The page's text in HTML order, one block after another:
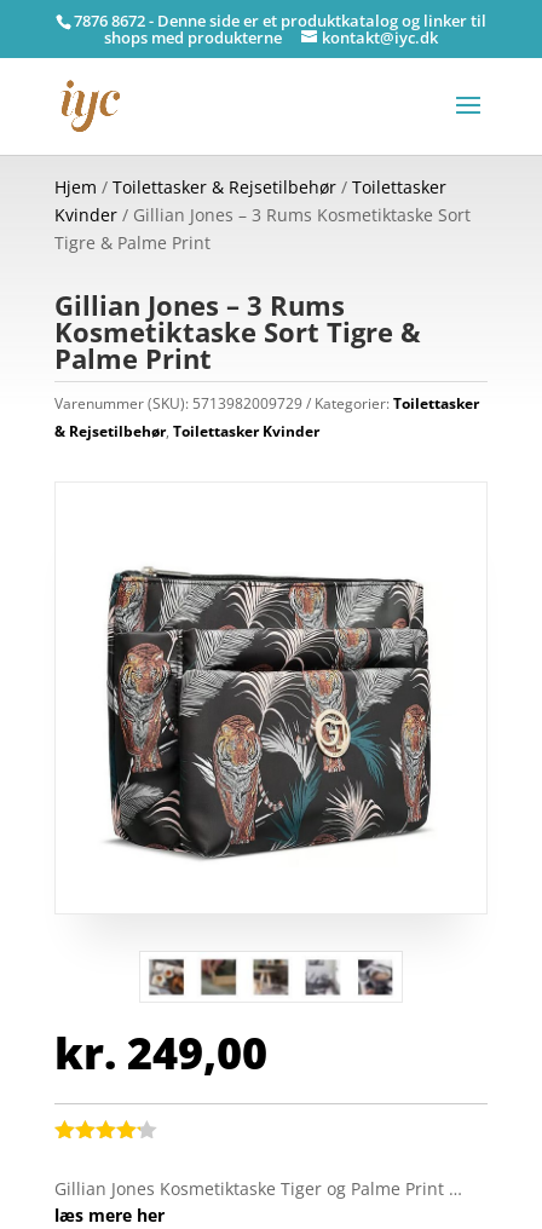
7876 8672 - Denne side er et produktkatalog og linker til
shops med produkterne kontakt@iyc.dk
Hjem / Toilettasker & Rejsetilbehør/ Toilettasker
Kvinder/ Gillian Jones – 3 Rums Kosmetiktaske Sort
Tigre & Palme Print
Gillian Jones – 3 Rums
Kosmetiktaske Sort Tigre &
Palme Print
Varenummer (SKU): 5713982009729 Kategorier:Toilettasker
& Rejsetilbehør, Toilettasker Kvinder
kr. 249,00
ud af 5
baseret
Gillian Jones Kosmetiktaske Tiger og Palme Print …
læs mere her